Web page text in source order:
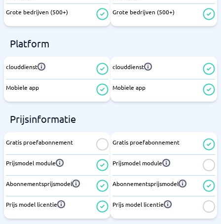
Grote bedrijven (500+) Grote bedrijven (500+)
Platform
clouddienst
Mobiele app
clouddienst
Mobiele app
Prijsinformatie
Gratis proefabonnement
Prijsmodel module
Abonnementsprijsmodel
Prijs model licentie
Gratis proefabonnement
Prijsmodel module
Abonnementsprijsmodel
Prijs model licentie